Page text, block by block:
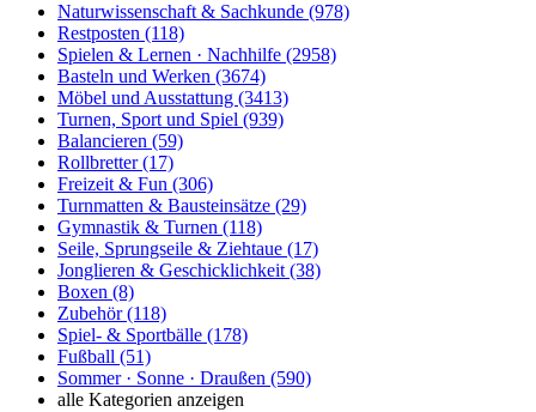
Naturwissenschaft & Sachkunde (978)
Restposten (118)
Spielen & Lernen · Nachhilfe (2958)
Basteln und Werken (3674)
Möbel und Ausstattung (3413)
Turnen, Sport und Spiel (939)
Balancieren (59)
Rollbretter(17)
Freizeit & Fun (306)
Turnmatten & Bausteinsätze (29)
Gymnastik & Turnen (118)
Seile, Sprungseile & Ziehtaue (17)
Jonglieren & Geschicklichkeit(38)
Boxen (8)
Zubehör(118)
Spiel- & Sportbälle (178)
Fußball (51)
Sommer · Sonne · Draußen (590)
alle Kategorien anzeigen